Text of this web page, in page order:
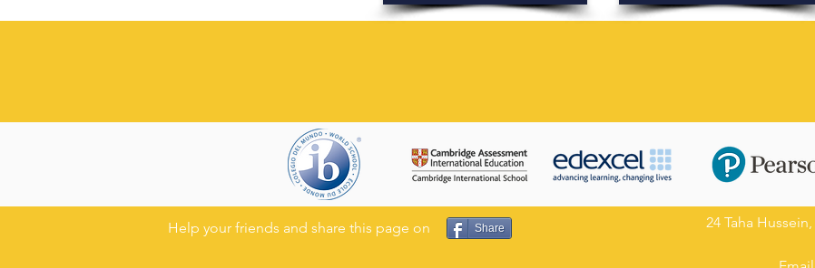
Help your friends and share this page on Share
24 Taha